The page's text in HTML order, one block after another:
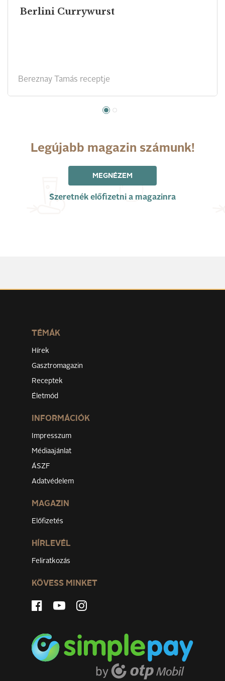
Berlini Currywurst
Bereznay Tamás receptje
Legújabb magazin számunk!
MEGNÉZEM
Szeretnék előfizetni a magazinra
TÉMÁK
Hírek
Gasztromagazin
Receptek
Életmód
INFORMÁCIÓK
Impresszum
Médiaajánlat
ÁSZF
Adatvédelem
MAGAZIN
Előfizetés
HÍRLEVÉL
Feliratkozás
KÖVESS MINKET